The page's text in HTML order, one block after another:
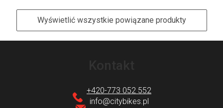
Wyświetlić wszystkie powiązane produkty
info@citybikes.pl
+420-773 052 552